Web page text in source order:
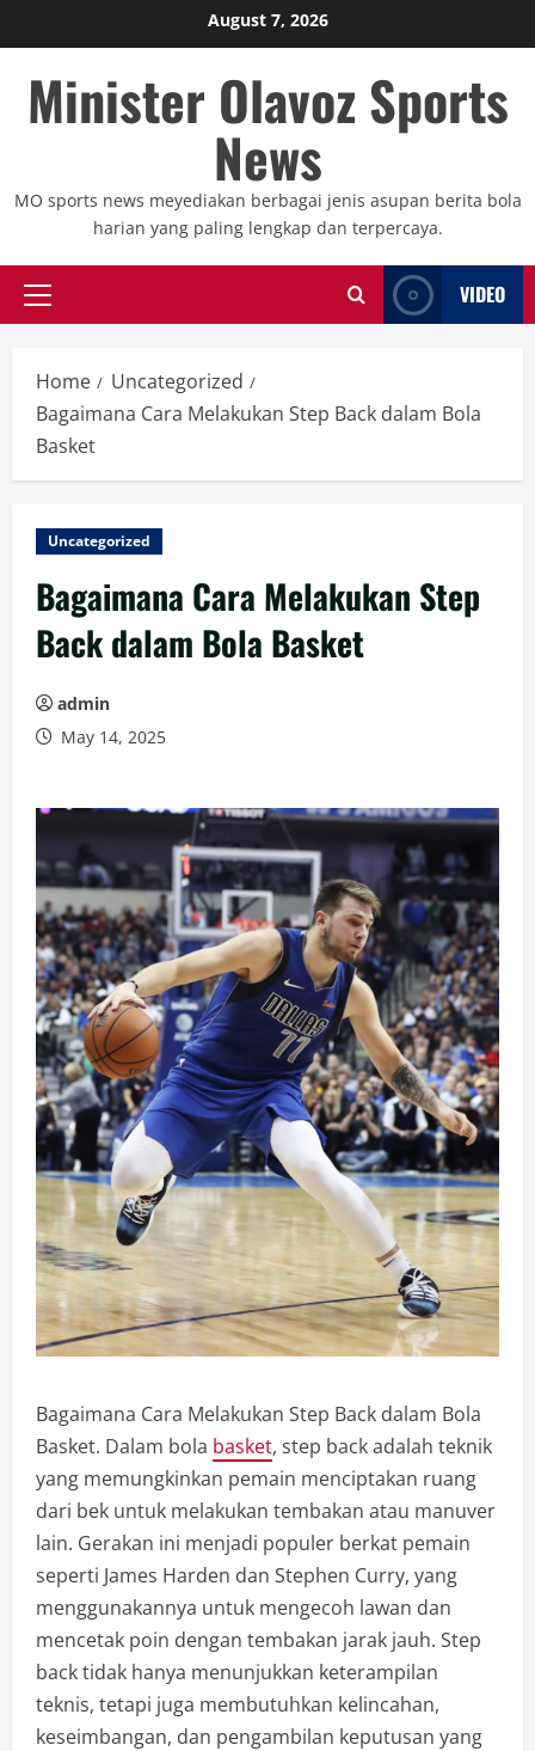
to
content
August 7, 2026
Minister Olavoz Sports
News
MO sports news meyediakan berbagai jenis asupan berita bola
harian yang paling lengkap dan terpercaya.
Primary
VIDEO
Home
Uncategorized
Bagaimana Cara Melakukan Step Back dalam Bola
Basket
Uncategorized
Bagaimana Cara Melakukan Step
Back dalam Bola Basket
admin
May 14, 2025
Bagaimana Cara Melakukan Step Back dalam Bola
Basket. Dalam bola basket, step back adalah teknik
yang memungkinkan pemain menciptakan ruang
dari bek untuk melakukan tembakan atau manuver
lain. Gerakan ini menjadi populer berkat pemain
seperti James Harden dan Stephen Curry, yang
menggunakannya untuk mengecoh lawan dan
mencetak poin dengan tembakan jarak jauh. Step
back tidak hanya menunjukkan keterampilan
teknis, tetapi juga membutuhkan kelincahan,
keseimbangan, dan pengambilan keputusan yang